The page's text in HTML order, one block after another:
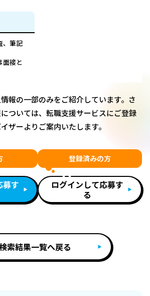
、筆記
接と
報の一部のみをご紹介しています。さ
ついては、転職支援サービスにご登録
ザーよりご案内いたします。
募す
登録済みの方
ログインして応募す
る
索結果一覧へ戻る